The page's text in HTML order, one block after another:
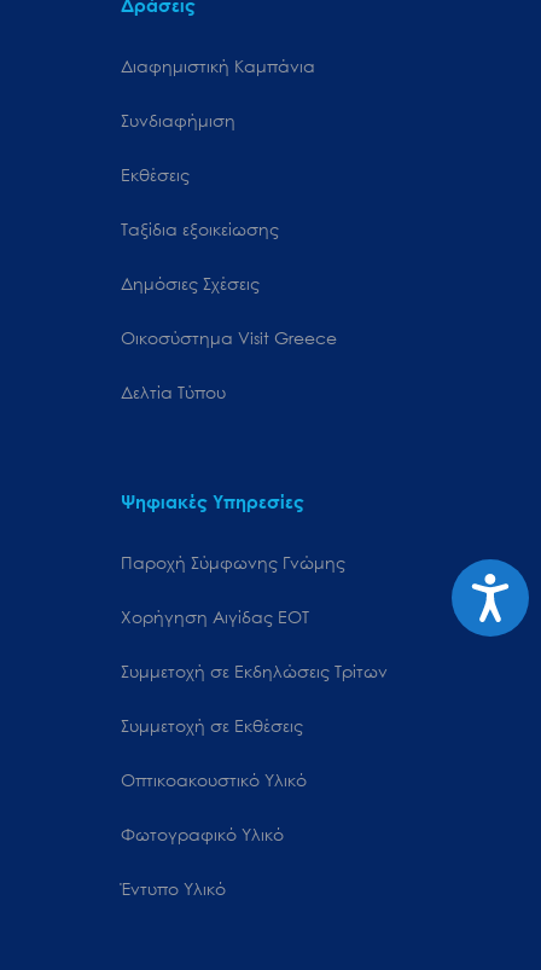
Δράσεις
Διαφημιστική Καμπάνια
Συνδιαφήμιση
Εκθέσεις
Ταξίδια εξοικείωσης
Δημόσιες Σχέσεις
Oικοσύστημα Visit Greece
Δελτία Τύπου
Ψηφιακές Υπηρεσίες
Παροχή Σύμφωνης Γνώμης
Χορήγηση Αιγίδας ΕΟΤ
Συμμετοχή σε Εκδηλώσεις Τρίτων
Συμμετοχή σε Εκθέσεις
Οπτικοακουστικό Υλικό
Φωτογραφικό Υλικό
Έντυπο Υλικό